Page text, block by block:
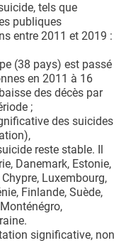
tels que
publiques
entre 2011 et 2019 :
(38 pays) est passé
en 2011 à 16
des décès par
;
des suicides
reste stable. Il
Danemark, Estonie,
Luxembourg,
Finlande, Suède,
significative, non